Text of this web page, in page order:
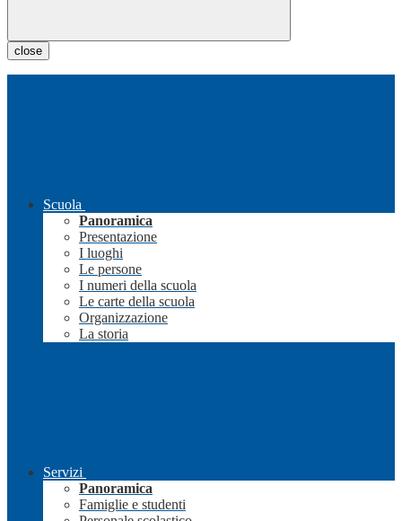
close
Scuola
Panoramica
Presentazione
I luoghi
Le persone
I numeri della scuola
Le carte della scuola
Organizzazione
La storia
Servizi
Panoramica
Famiglie e studenti